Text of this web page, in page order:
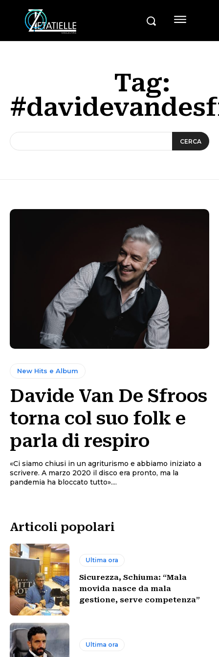
Tag:
CERCA
New Hits e Album
Davide Van De Sfroos
torna col suo folk e
parla di respiro
«Ci siamo chiusi in un agriturismo e abbiamo iniziato a
scrivere. A marzo 2020 il disco era pronto, ma la
pandemia ha bloccato tutto»....
Articoli popolari
Ultima ora
Sicurezza, Schiuma: “Mala
movida nasce da mala
gestione, serve competenza”
Ultima ora